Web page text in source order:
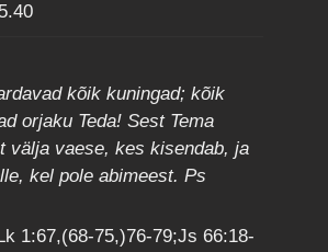
kõik kuningad; kõik
orjaku Teda! Sest Tema
välja vaese, kes kisendab, ja
kel pole abimeest. Ps
1:67,(68-75,)76-79;Js 66:18-